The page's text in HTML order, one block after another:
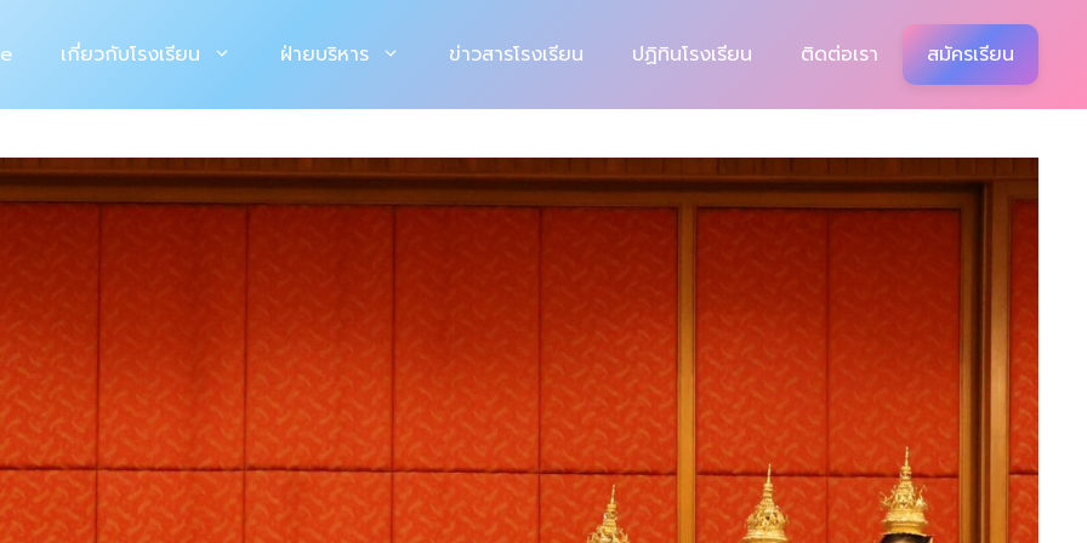
เกี่ยวกับโรงเรียน ฝ่ายบริหาร ข่าวสารโรงเรียน ปฏิทินโรงเรียน ติดต่อเรา สมัครเรียน